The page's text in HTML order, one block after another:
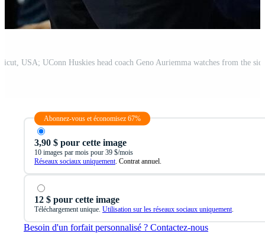
Abonnez-vous et économisez 67%
3,90 $ pour cette image
10 images par mois pour 39 $/mois
Réseaux sociaux uniquement . Contrat annuel.
12 $ pour cette image
Téléchargement unique. Utilisation sur les réseaux sociaux uniquement
Besoin d'un forfait personnalisé ? Contactez-nous